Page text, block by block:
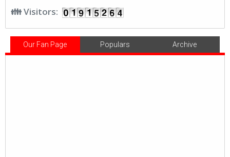
👪 Visitors:
Our Fan Page Populars Archive